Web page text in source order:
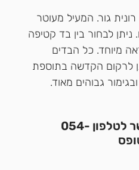
גור. המעיל מעוטר
לבחור בין בד קטיפה
מיוחד. כל הבדים
לרקום הקדשה בתוספת
גבוהים מאוד.
להזמנת המוצר יש להתקשר לטלפון 054-